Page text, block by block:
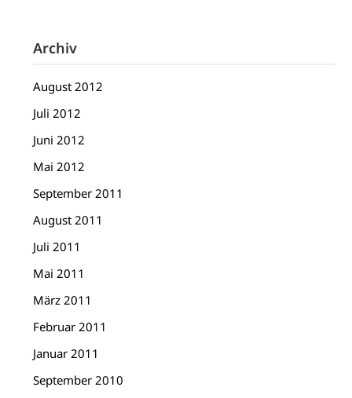
Archiv
August 2012
Juli 2012
Juni 2012
Mai 2012
September 2011
August 2011
Juli 2011
Mai 2011
März 2011
Februar 2011
Januar 2011
September 2010